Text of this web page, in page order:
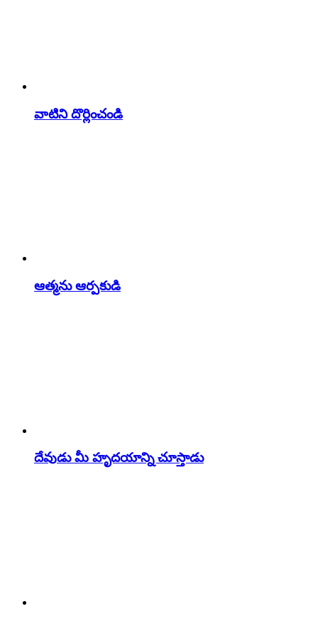
వాటిని దొర్లించండి
ఆత్మను ఆర్పకుడి
దేవుడు మీ హృదయాన్ని చూస్తాడు